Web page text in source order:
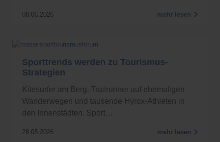
08.06.2026 mehr lesen
Sporttrends werden zu Tourismus-
Strategien
Kitesurfer am Berg, Trailrunner auf ehemaligen
Wanderwegen und tausende Hyrox-Athleten in
den Innenstädten. Sport…
28.05.2026 mehr lesen